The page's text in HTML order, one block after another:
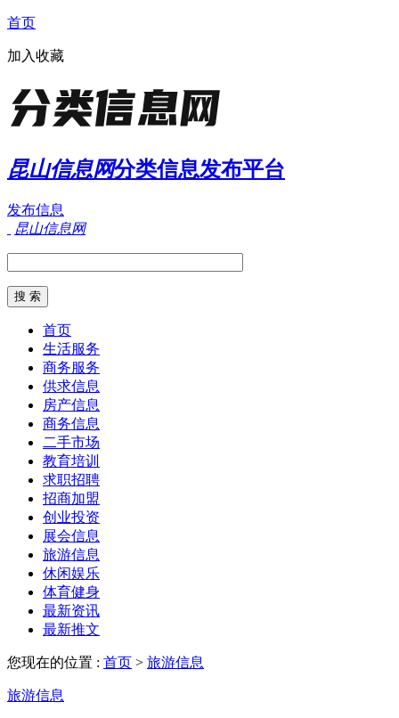
首页
加入收藏
昆山信息网分类信息发布平台
发布信息
昆山信息网
首页
生活服务
商务服务
供求信息
房产信息
商务信息
二手市场
教育培训
求职招聘
招商加盟
创业投资
展会信息
旅游信息
休闲娱乐
体育健身
最新资讯
最新推文
您现在的位置 : 首页 > 旅游信息
旅游信息